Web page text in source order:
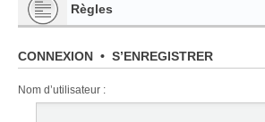
Règles
CONNEXION • S’ENREGISTRER
Nom d’utilisateur :